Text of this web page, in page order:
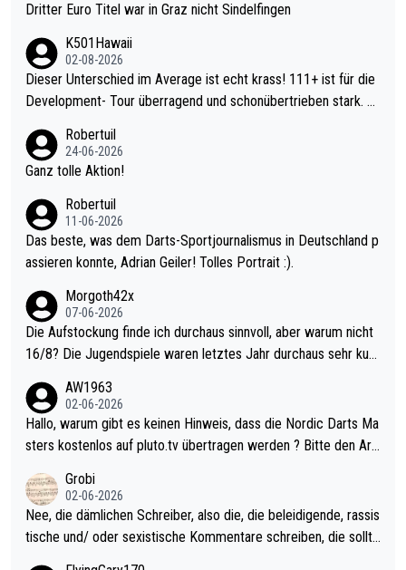
Dritter Euro Titel war in Graz nicht Sindelfingen
K501Hawaii
02-08-2026
Dieser Unterschied im Average ist echt krass! 111+ ist für die
Development- Tour überragend und schonübertrieben stark. U
mal 40+ erst recht. Da gewinnst keinen Blumentopf - ist ja noc
h krasser wie ein Pokalspiel eines Kreisligisten vs einem Bund
Robertuil
24-06-2026
Ganz tolle Aktion!
Robertuil
11-06-2026
Das beste, was dem Darts-Sportjournalismus in Deutschland p
assieren konnte, Adrian Geiler! Tolles Portrait :).
Morgoth42x
07-06-2026
Die Aufstockung finde ich durchaus sinnvoll, aber warum nicht
16/8? Die Jugendspiele waren letztes Jahr durchaus sehr kurz
Allerdings ist Mitchell Lawrie als Nummer 1 der Welt eh qualifi
ziert. Somit ändert die automatische Qualifikation des Weltmei
sters erstmal nichts. Ich denke sie wollen damit für nächstes J
ohl wenig WDF Turniere spielen. Dies war bei Archie Self letzt
es Jahr der Fall. Er musste als amtierender Weltmeister durch
den Qualifier und ich glaube kaum, dass Mitchel sich das (in Ve
AW1963
02-06-2026
Hallo, warum gibt es keinen Hinweis, dass die Nordic Darts Ma
sters kostenlos auf pluto.tv übertragen werden ? Bitte den Arti
Grobi
02-06-2026
Nee, die dämlichen Schreiber, also die, die beleidigende, rassis
tische und/ oder sexistische Kommentare schreiben, die sollte